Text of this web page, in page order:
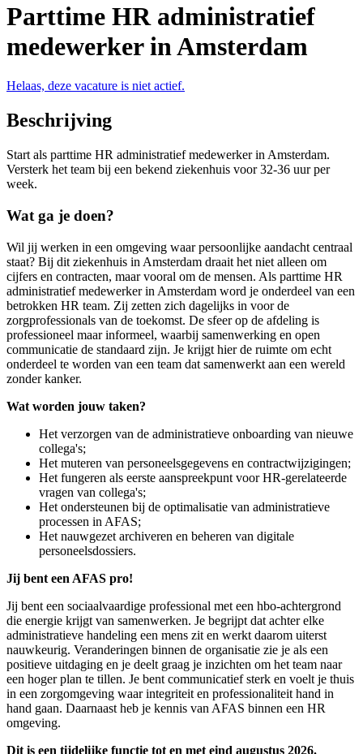
Parttime HR administratief
medewerker in Amsterdam
Helaas, deze vacature is niet actief.
Beschrijving
Start als parttime HR administratief medewerker in Amsterdam.
Versterk het team bij een bekend ziekenhuis voor 32-36 uur per
week.
Wat ga je doen?
Wil jij werken in een omgeving waar persoonlijke aandacht centraal
staat? Bij dit ziekenhuis in Amsterdam draait het niet alleen om
cijfers en contracten, maar vooral om de mensen. Als parttime HR
administratief medewerker in Amsterdam word je onderdeel van een
betrokken HR team. Zij zetten zich dagelijks in voor de
zorgprofessionals van de toekomst. De sfeer op de afdeling is
professioneel maar informeel, waarbij samenwerking en open
communicatie de standaard zijn. Je krijgt hier de ruimte om echt
onderdeel te worden van een team dat samenwerkt aan een wereld
zonder kanker.
Wat worden jouw taken?
Het verzorgen van de administratieve onboarding van nieuwe
collega's;
Het muteren van personeelsgegevens en contractwijzigingen;
Het fungeren als eerste aanspreekpunt voor HR-gerelateerde
vragen van collega's;
Het ondersteunen bij de optimalisatie van administratieve
processen in AFAS;
Het nauwgezet archiveren en beheren van digitale
personeelsdossiers.
Jij bent een AFAS pro!
Jij bent een sociaalvaardige professional met een hbo-achtergrond
die energie krijgt van samenwerken. Je begrijpt dat achter elke
administratieve handeling een mens zit en werkt daarom uiterst
nauwkeurig. Veranderingen binnen de organisatie zie je als een
positieve uitdaging en je deelt graag je inzichten om het team naar
een hoger plan te tillen. Je bent communicatief sterk en voelt je thuis
in een zorgomgeving waar integriteit en professionaliteit hand in
hand gaan. Daarnaast heb je kennis van AFAS binnen een HR
omgeving.
Dit is een tijdelijke functie tot en met eind augustus 2026.